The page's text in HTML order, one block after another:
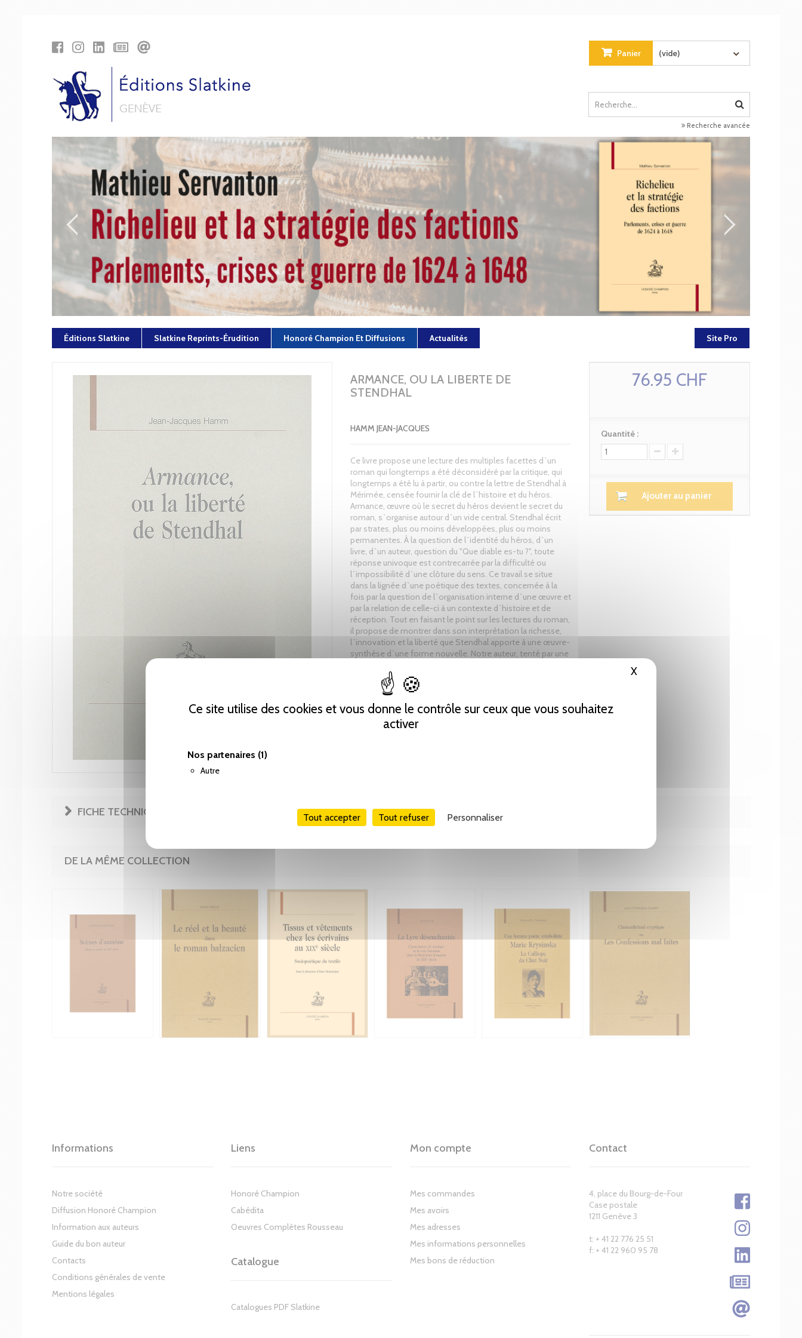
Ce site utilise des cookies et vous donne le contrôle sur ceux que vous souhaitez
activer
Nos partenaires (1)
Autre
Tout accepter Tout refuser Personnaliser
X Masquer le bandeau des cookies
Panier (vide)
Recherche avancée
Éditions Slatkine Slatkine Reprints-Érudition Honoré Champion Et Diffusions Actualités Site Pro
ARMANCE, OU LA LIBERTE DE
STENDHAL
HAMM JEAN-JACQUES
Ce livre propose une lecture des multiples facettes d`un
roman qui longtemps a été déconsidéré par la critique, qui
longtemps a été lu à partir, ou contre la lettre de Stendhal à
Mérimée, censée fournir la clé de l`histoire et du héros.
Armance, œuvre où le secret du héros devient le secret du
roman, s`organise autour d`un vide central. Stendhal écrit
par strates, plus ou moins développées, plus ou moins
permanentes. À la question de l`identité du héros, d`un
livre, d`un auteur, question du "Que diable es-tu ?", toute
réponse univoque est contrecarrée par la difficulté ou
l`impossibilité d`une clôture du sens. Ce travail se situe
dans la lignée d`une poétique des textes, concernée à la
fois par la question de l`organisation interne d`une œuvre et
par la relation de celle-ci à un contexte d`histoire et de
réception. Tout en faisant le point sur les lectures du roman,
il propose de montrer dans son interprétation la richesse,
l`innovation et la liberté que Stendhal apporte à une œuvre-
synthèse d`une forme nouvelle. Notre auteur, tenté par une
afin d`entraîner le lecteur dans ce qu`il appelle, en un autre
lieu, une conversation infinie.
Tweet Partager
76.95 CHF
Quantité :
Ajouter au panier
FICHE TECHNIQUE
DE LA MÊME COLLECTION
Informations
Notre société
Diffusion Honoré Champion
Information aux auteurs
Guide du bon auteur
Contacts
Conditions générales de vente
Mentions légales
Liens
Honoré Champion
Cabédita
Oeuvres Complètes Rousseau
Catalogue
Catalogues PDF Slatkine
Mon compte
Mes commandes
Mes avoirs
Mes adresses
Mes informations personnelles
Mes bons de réduction
Contact
4, place du Bourg-de-Four
Case postale
1211 Genève 3
t: + 41 22 776 25 51
f: + 41 22 960 95 78